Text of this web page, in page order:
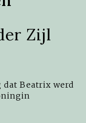
Zijl
dat Beatrix werd